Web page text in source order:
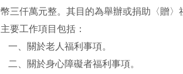
幣三仟萬元整。其目的為舉辦或捐助〈贈〉
主要工作項目包括：
一、關於老人福利事項。
二、關於身心障礙者福利事項。